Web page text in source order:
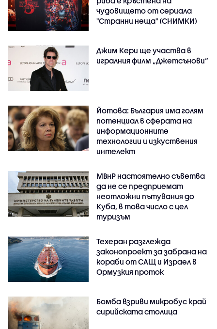
чудовището от сериала
"Странни неща" (СНИМКИ)
Джим Кери ще участва в
игралния филм „Джетсънови“
Йотова: България има голям
потенциал в сферата на
информационните
технологии и изкуствения
интелект
МВнР настоятелно съветва
да не се предприемат
неотложни пътувания до
Куба, в това число с цел
туризъм
Техеран разглежда
законопроект за забрана на
кораби от САЩ и Израел в
Ормузкия проток
Бомба взриви микробус край
сирийската столица